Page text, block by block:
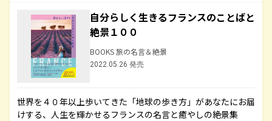
自分らしく生きるフランスのことばと
絶景１００
BOOKS 旅の名言＆絶景
2022.05.26 発売
世界を４０年以上歩いてきた「地球の歩き方」があなたにお届
けする、人生を輝かせるフランスの名言と癒やしの絶景集